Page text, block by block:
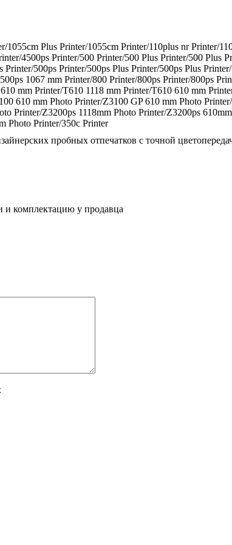
1055cm Plus Printer/1055cm Printer/110plus nr Printer/
4500ps Printer/500 Printer/500 Plus Printer/500
500ps Printer/500ps Plus Printer/500ps Plus
1067 mm Printer/800 Printer/800ps Printer/800ps
mm Printer/T610 1118 mm Printer/T610 610 mm
610 mm Photo Printer/Z3100 GP 610 mm Photo
Printer/Z3200ps 1118mm Photo Printer/Z3200ps
Photo Printer/350c Printer
пробных отпечатков с точной
и комплектацию у продавца